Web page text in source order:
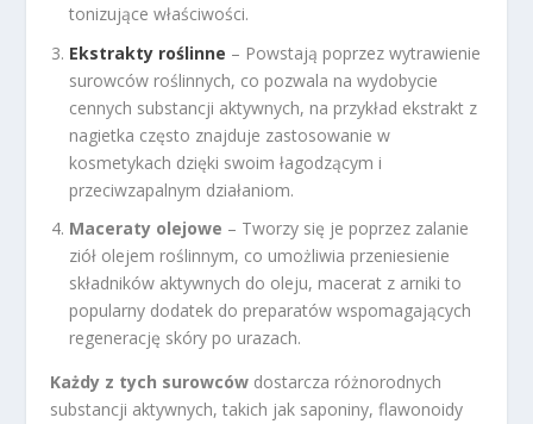
tonizujące właściwości.
Ekstrakty roślinne – Powstają poprzez wytrawienie
surowców roślinnych, co pozwala na wydobycie
cennych substancji aktywnych, na przykład ekstrakt z
nagietka często znajduje zastosowanie w
kosmetykach dzięki swoim łagodzącym i
przeciwzapalnym działaniom.
Maceraty olejowe – Tworzy się je poprzez zalanie
ziół olejem roślinnym, co umożliwia przeniesienie
składników aktywnych do oleju, macerat z arniki to
popularny dodatek do preparatów wspomagających
regenerację skóry po urazach.
Każdy z tych surowców dostarcza różnorodnych
substancji aktywnych, takich jak saponiny, flawonoidy